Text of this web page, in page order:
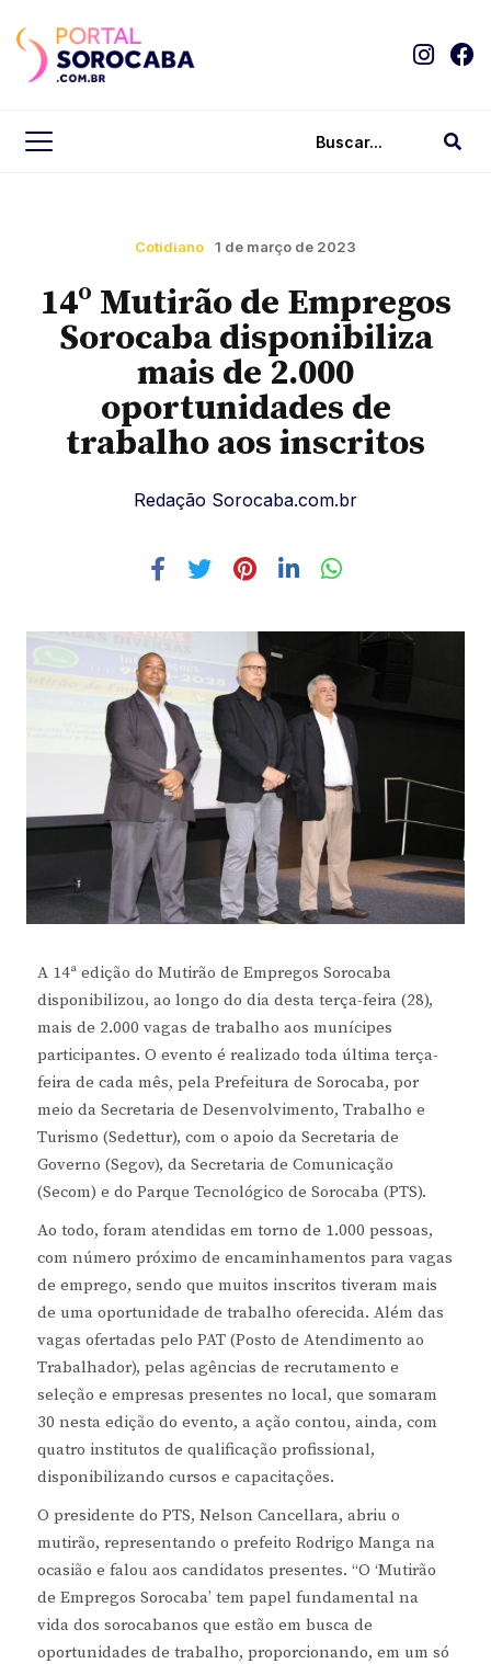
Cotidiano 1 de março de 2023
14º Mutirão de Empregos
Sorocaba disponibiliza
mais de 2.000
oportunidades de
trabalho aos inscritos
Redação Sorocaba.com.br
A 14ª edição do Mutirão de Empregos Sorocaba
disponibilizou, ao longo do dia desta terça-feira (28),
mais de 2.000 vagas de trabalho aos munícipes
participantes. O evento é realizado toda última terça-
feira de cada mês, pela Prefeitura de Sorocaba, por
meio da Secretaria de Desenvolvimento, Trabalho e
Turismo (Sedettur), com o apoio da Secretaria de
Governo (Segov), da Secretaria de Comunicação
(Secom) e do Parque Tecnológico de Sorocaba (PTS).
Ao todo, foram atendidas em torno de 1.000 pessoas,
com número próximo de encaminhamentos para vagas
de emprego, sendo que muitos inscritos tiveram mais
de uma oportunidade de trabalho oferecida. Além das
vagas ofertadas pelo PAT (Posto de Atendimento ao
Trabalhador), pelas agências de recrutamento e
seleção e empresas presentes no local, que somaram
30 nesta edição do evento, a ação contou, ainda, com
quatro institutos de qualificação profissional,
disponibilizando cursos e capacitações.
O presidente do PTS, Nelson Cancellara, abriu o
mutirão, representando o prefeito Rodrigo Manga na
ocasião e falou aos candidatos presentes. “O ‘Mutirão
de Empregos Sorocaba’ tem papel fundamental na
vida dos sorocabanos que estão em busca de
oportunidades de trabalho, proporcionando, em um só